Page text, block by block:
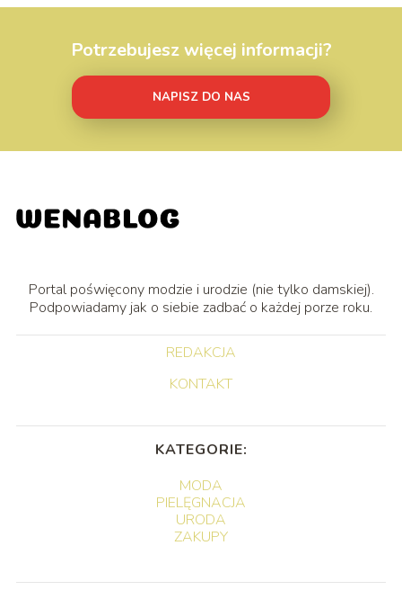
Potrzebujesz więcej informacji?
NAPISZ DO NAS
Portal poświęcony modzie i urodzie (nie tylko damskiej).
Podpowiadamy jak o siebie zadbać o każdej porze roku.
REDAKCJA
KONTAKT
KATEGORIE:
MODA
PIELĘGNACJA
URODA
ZAKUPY